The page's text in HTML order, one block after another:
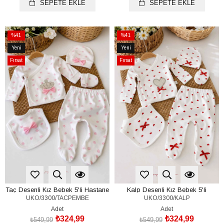
SEPETE EKLE SEPETE EKLE
%41
İndirim
%41İndirim
Yeni
Ürün
Fırsat
Ürünü
Taç Desenli Kız Bebek 5'li Hastane
Çıkışı Seti (%100 Pamuk)(0-3 Ay)
UKO/3300/TACPEMBE
Adet
₺324,99
₺549,99
%41
İndirim
%41İndirim
Yeni
Ürün
Fırsat
Ürünü
Kalp Desenli Kız Bebek 5'li
Hastane Çıkışı Seti (%100 Pamuk)
(0-3 Ay)
UKO/3300/KALP
Adet
₺324,99
₺549,99